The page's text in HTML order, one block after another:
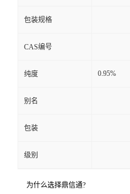
包装规格
CAS编号
纯度 0.95%
别名
包装
级别
为什么选择鼎信通?